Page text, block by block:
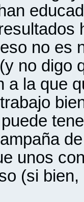
no es
no digo
a la que
unos
(si